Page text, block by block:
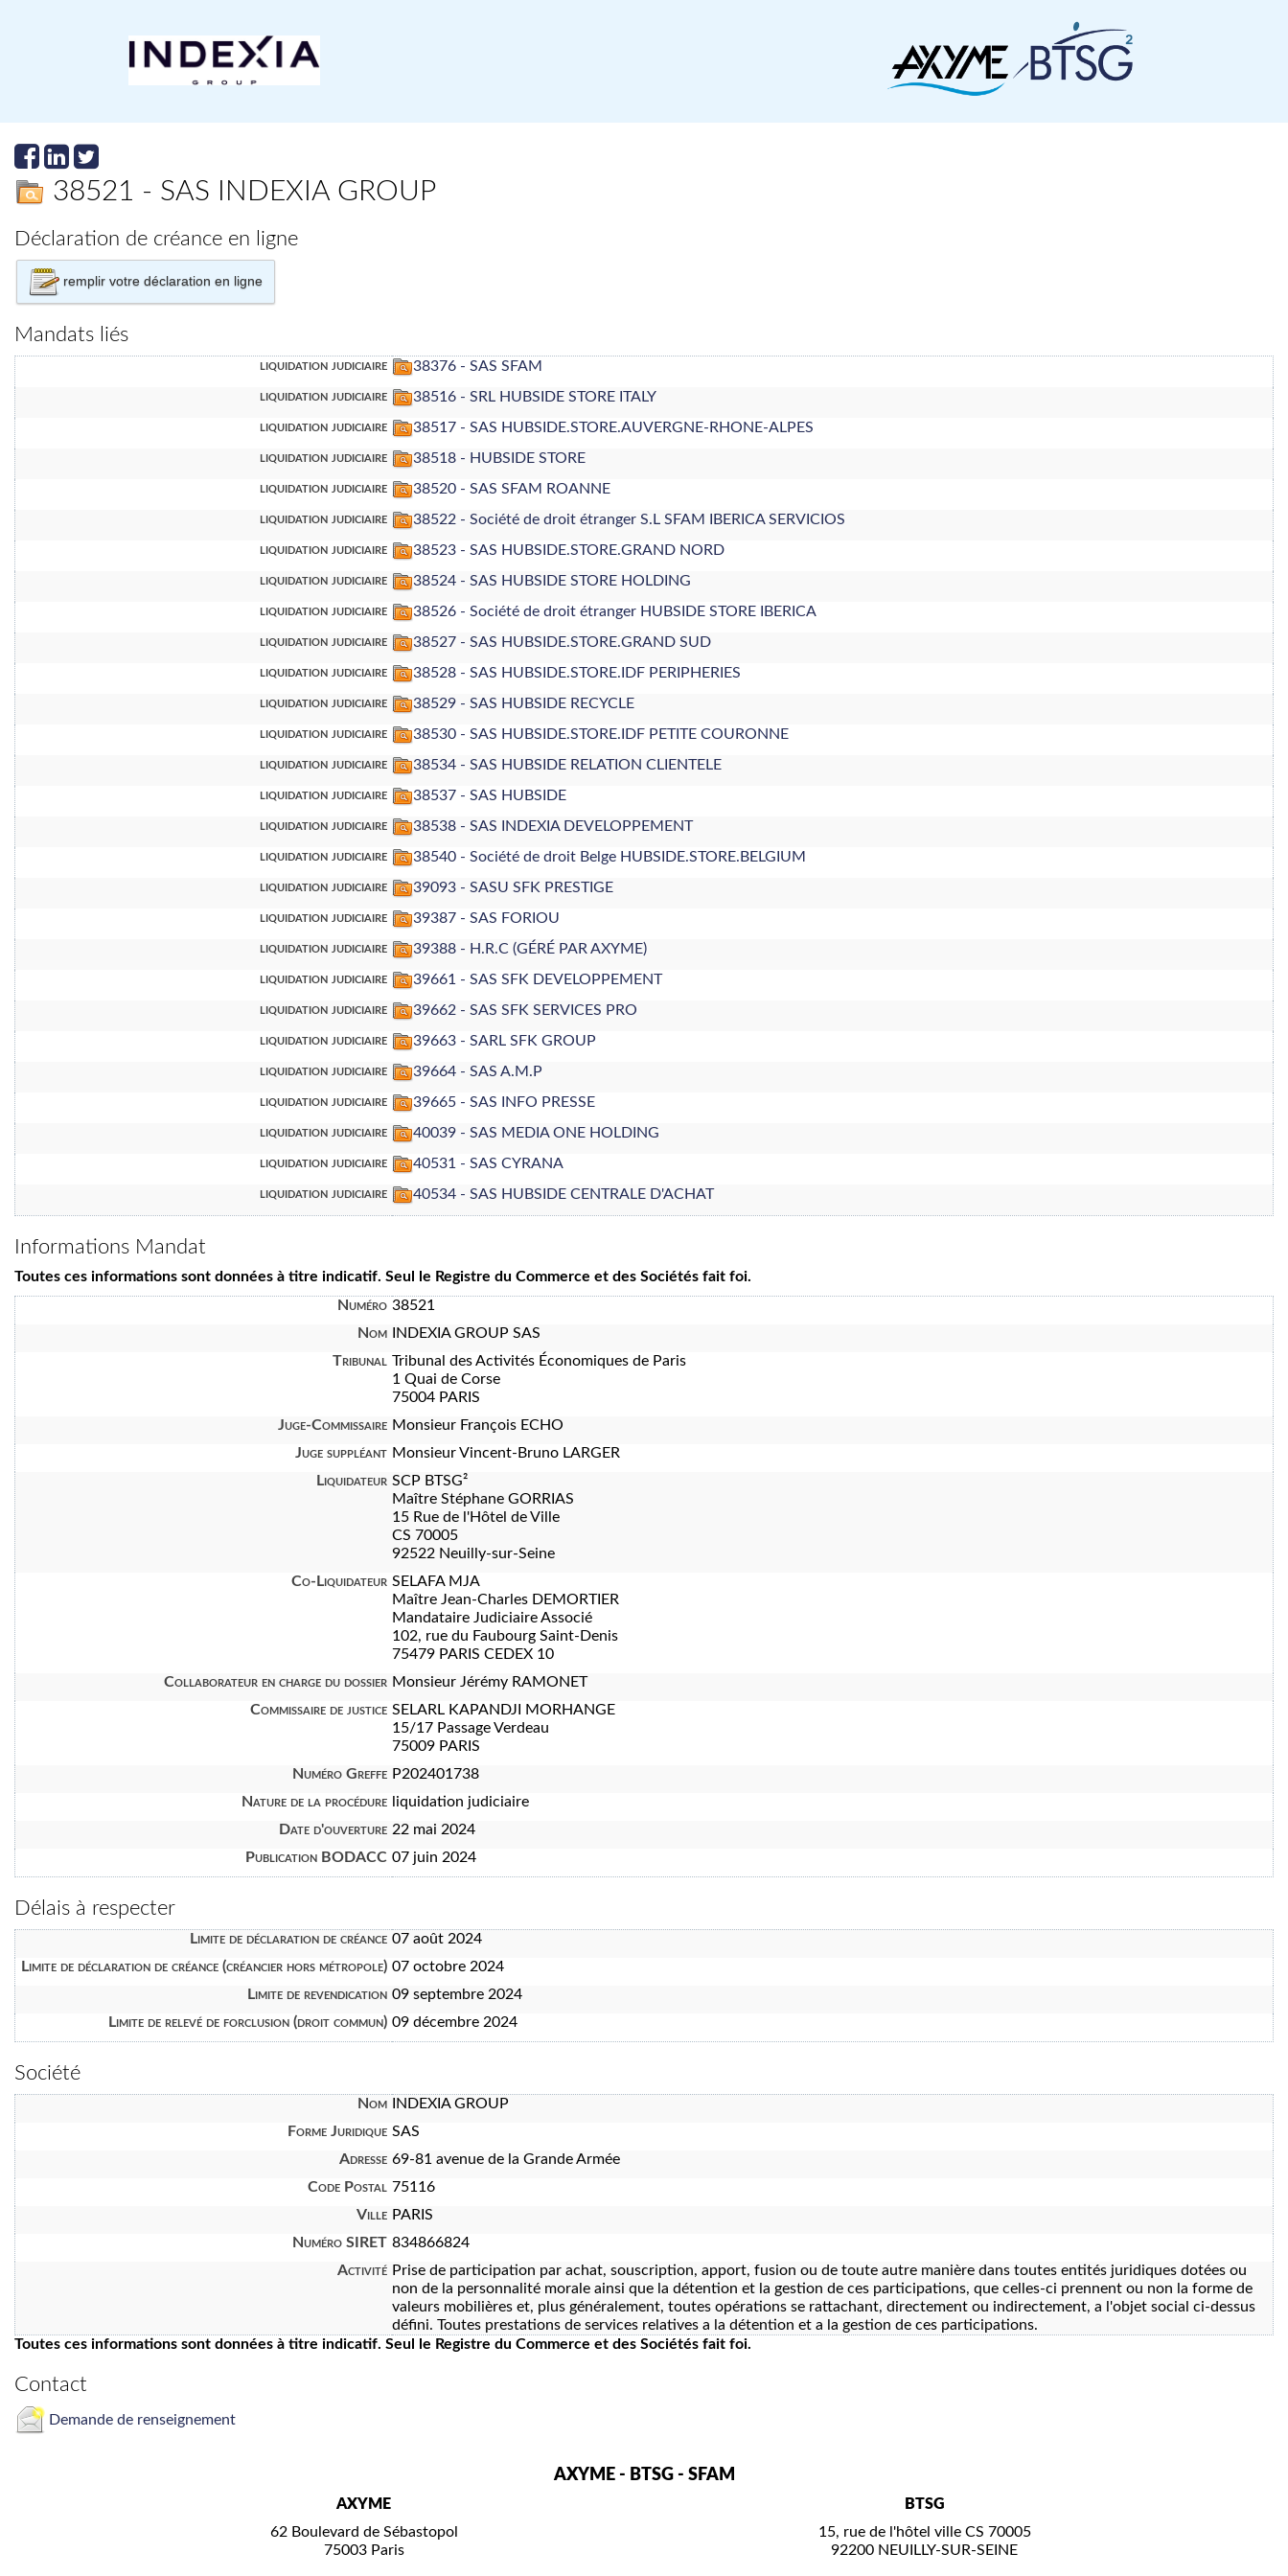
38521 - SAS INDEXIA GROUP
Déclaration de créance en ligne
remplir votre déclaration en ligne
Mandats liés
liquidation judiciaire
38376 - SAS SFAM
liquidation judiciaire
38516 - SRL HUBSIDE STORE ITALY
liquidation judiciaire
38517 - SAS HUBSIDE.STORE.AUVERGNE-RHONE-ALPES
liquidation judiciaire
38518 - HUBSIDE STORE
liquidation judiciaire
38520 - SAS SFAM ROANNE
liquidation judiciaire
38522 - Société de droit étranger S.L SFAM IBERICA SERVICIOS
liquidation judiciaire
38523 - SAS HUBSIDE.STORE.GRAND NORD
liquidation judiciaire
38524 - SAS HUBSIDE STORE HOLDING
liquidation judiciaire
38526 - Société de droit étranger HUBSIDE STORE IBERICA
liquidation judiciaire
38527 - SAS HUBSIDE.STORE.GRAND SUD
liquidation judiciaire
38528 - SAS HUBSIDE.STORE.IDF PERIPHERIES
liquidation judiciaire
38529 - SAS HUBSIDE RECYCLE
liquidation judiciaire
38530 - SAS HUBSIDE.STORE.IDF PETITE COURONNE
liquidation judiciaire
38534 - SAS HUBSIDE RELATION CLIENTELE
liquidation judiciaire
38537 - SAS HUBSIDE
liquidation judiciaire
38538 - SAS INDEXIA DEVELOPPEMENT
liquidation judiciaire
38540 - Société de droit Belge HUBSIDE.STORE.BELGIUM
liquidation judiciaire
39093 - SASU SFK PRESTIGE
liquidation judiciaire
39387 - SAS FORIOU
liquidation judiciaire
39388 - H.R.C (GÉRÉ PAR AXYME)
liquidation judiciaire
39661 - SAS SFK DEVELOPPEMENT
liquidation judiciaire
39662 - SAS SFK SERVICES PRO
liquidation judiciaire
39663 - SARL SFK GROUP
liquidation judiciaire
39664 - SAS A.M.P
liquidation judiciaire
39665 - SAS INFO PRESSE
liquidation judiciaire
40039 - SAS MEDIA ONE HOLDING
liquidation judiciaire
40531 - SAS CYRANA
liquidation judiciaire
40534 - SAS HUBSIDE CENTRALE D'ACHAT
Informations Mandat
Toutes ces informations sont données à titre indicatif. Seul le Registre du Commerce et des Sociétés fait foi.
Numéro 38521
Nom
INDEXIA GROUP SAS
Tribunal Tribunal des Activités Économiques de Paris
1 Quai de Corse
75004 PARIS
Juge-Commissaire Monsieur François ECHO
Juge suppléant Monsieur Vincent-Bruno LARGER
Liquidateur SCP BTSG²
Maître Stéphane GORRIAS
15 Rue de l'Hôtel de Ville
CS 70005
92522 Neuilly-sur-Seine
Co-Liquidateur SELAFA MJA
Maître Jean-Charles DEMORTIER
Mandataire Judiciaire Associé
102, rue du Faubourg Saint-Denis
75479 PARIS CEDEX 10
Collaborateur en charge du dossier Monsieur Jérémy RAMONET
Commissaire de justice SELARL KAPANDJI MORHANGE
15/17 Passage Verdeau
75009 PARIS
Numéro Greffe P202401738
Nature de la procédure
liquidation judiciaire
Date d'ouverture 22 mai 2024
Publication BODACC 07 juin 2024
Délais à respecter
Limite de déclaration de créance 07 août 2024
Limite de déclaration de créance (créancier hors métropole) 07 octobre 2024
Limite de revendication 09 septembre 2024
Limite de relevé de forclusion (droit commun) 09 décembre 2024
Société
Nom
INDEXIA GROUP
Forme Juridique SAS
Adresse 69-81 avenue de la Grande Armée
Code Postal 75116
Ville PARIS
Numéro SIRET 834866824
Activité Prise de participation par achat, souscription, apport, fusion ou de toute autre manière dans toutes entités juridiques dotées ou
non de la personnalité morale ainsi que la détention et la gestion de ces participations, que celles-ci prennent ou non la forme de
valeurs mobilières et, plus généralement, toutes opérations se rattachant, directement ou indirectement, a l'objet social ci-dessus
défini. Toutes prestations de services relatives a la détention et a la gestion de ces participations.
Toutes ces informations sont données à titre indicatif. Seul le Registre du Commerce et des Sociétés fait foi.
Contact
Demande de renseignement
AXYME - BTSG - SFAM
AXYME
62 Boulevard de Sébastopol
75003 Paris
BTSG
15, rue de l'hôtel ville CS 70005
92200 NEUILLY-SUR-SEINE